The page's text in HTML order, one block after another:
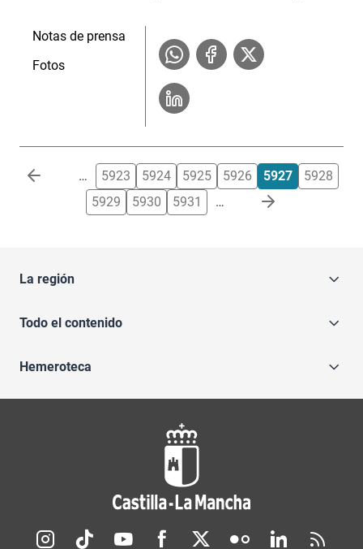
Notas de prensa
Fotos
Paginación … 5923 5924 5925 5926 5927
5928
5929
5930 5931 …
La región
Todo el contenido
Hemeroteca
Redes sociales JCCM